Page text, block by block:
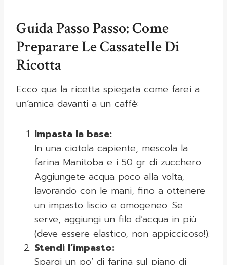
Guida Passo Passo: Come
Preparare Le Cassatelle Di
Ricotta
Ecco qua la ricetta spiegata come farei a
un’amica davanti a un caffè:
Impasta la base:
In una ciotola capiente, mescola la
farina Manitoba e i 50 gr di zucchero.
Aggiungete acqua poco alla volta,
lavorando con le mani, fino a ottenere
un impasto liscio e omogeneo. Se
serve, aggiungi un filo d’acqua in più
(deve essere elastico, non appiccicoso!).
Stendi l’impasto:
Spargi un po’ di farina sul piano di